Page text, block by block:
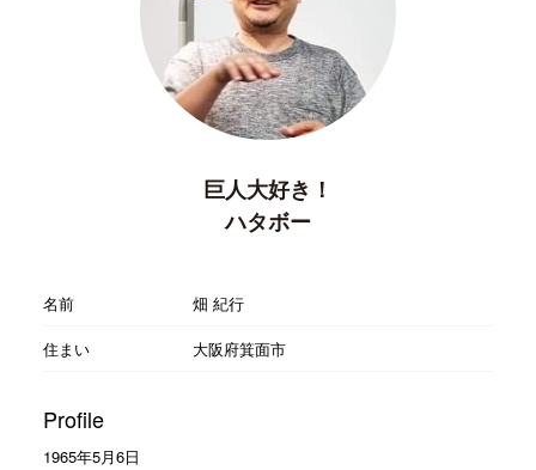
巨人大好き！
ハタボー
名前
畑 紀行
住まい
大阪府箕面市
Profile
1965年5月6日